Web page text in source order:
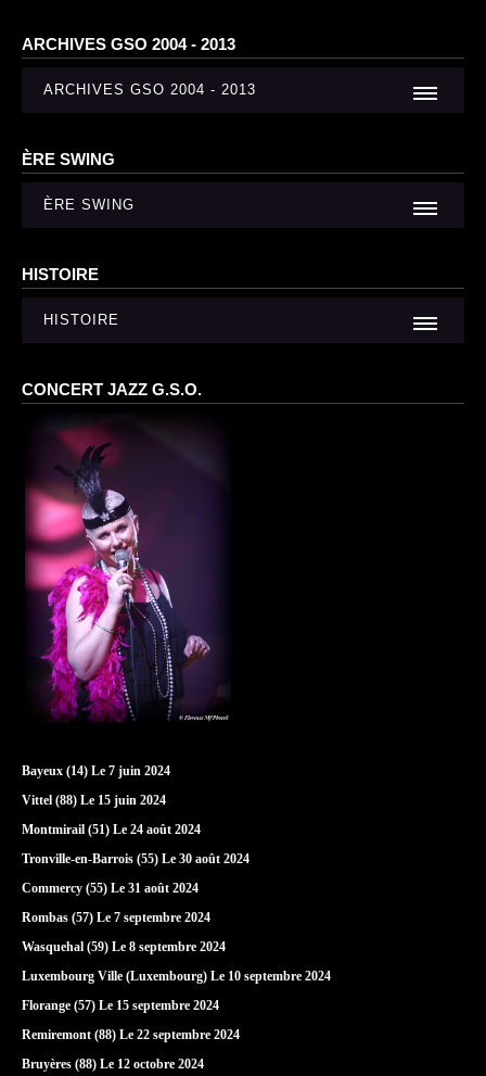
ARCHIVES GSO 2004 - 2013
ARCHIVES GSO 2004 - 2013
ÈRE SWING
ÈRE SWING
HISTOIRE
HISTOIRE
CONCERT JAZZ G.S.O.
Bayeux (14) Le 7 juin 2024
Vittel (88) Le 15 juin 2024
Montmirail (51) Le 24 août 2024
Tronville-en-Barrois (55) Le 30 août 2024
Commercy (55) Le 31 août 2024
Rombas (57) Le 7 septembre 2024
Wasquehal (59) Le 8 septembre 2024
Luxembourg Ville (Luxembourg) Le 10 septembre 2024
Florange (57) Le 15 septembre 2024
Remiremont (88) Le 22 septembre 2024
Bruyères (88) Le 12 octobre 2024